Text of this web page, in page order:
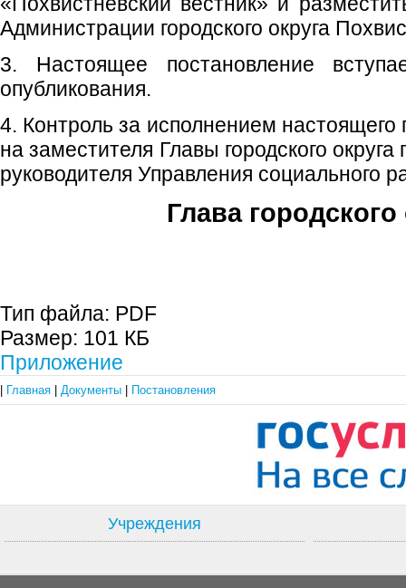
Администрации городского округа
3. Настоящее постановление
опубликования.
4. Контроль за исполнением настоящего
на заместителя Главы городского
руководителя Управления социального
Глава городского
Тип файла: PDF
Размер: 101 КБ
Приложение
Главная Документы Постановления
Учреждения